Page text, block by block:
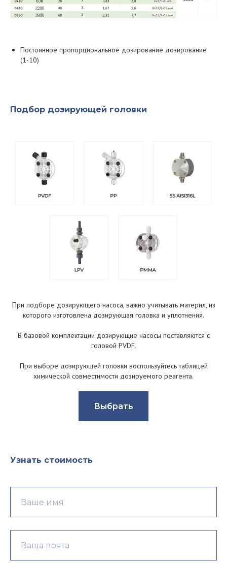
Постоянное пропорциональное дозирование дозирование
(1-10)
Подбор дозирующей головки
При подборе дозирующего насоса, важно учитывать материл, из
которого изготовлена дозирующая головка и уплотнения.
В базовой комплектации дозирующие насосы поставляются с
головой PVDF.
При выборе дозирующей головки воспользуйтесь таблицей
химической совместимости дозируемого реагента.
Выбрать
Узнать стоимость